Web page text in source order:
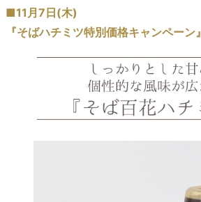
■11月7日(木)
『そばハチミツ特別価格キャンペーン』